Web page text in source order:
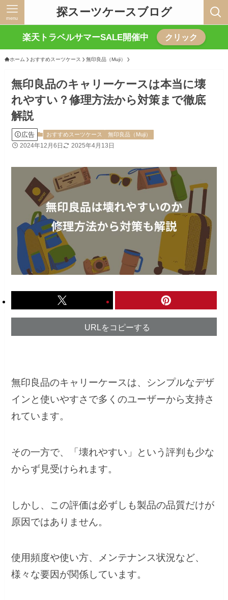
探スーツケースブログ
menu
楽天トラベルサマーSALE開催中 クリック
ホーム おすすめスーツケース 無印良品（Muji）
無印良品のキャリーケースは本当に壊
れやすい？修理方法から対策まで徹底
解説
広告 おすすめスーツケース 無印良品（Muji）
2024年12月6日 2025年4月13日
URLをコピーする
無印良品のキャリーケースは、シンプルなデザ
インと使いやすさで多くのユーザーから支持さ
れています。
その一方で、「壊れやすい」という評判も少な
からず見受けられます。
しかし、この評価は必ずしも製品の品質だけが
原因ではありません。
使用頻度や使い方、メンテナンス状況など、
様々な要因が関係しています。